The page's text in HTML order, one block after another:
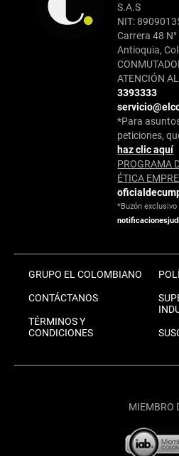
S.A.S
NIT:
Carrera 48
Antioquia,
ATENCIÓN
3393333
*Para
peticiones,
haz clic aquí
PROGRAMA
ÉTICA
*Buzón
GRUPO EL COLOMBIANO
CONTÁCTANOS
TÉRMINOS Y
CONDICIONES
MIEMBRO